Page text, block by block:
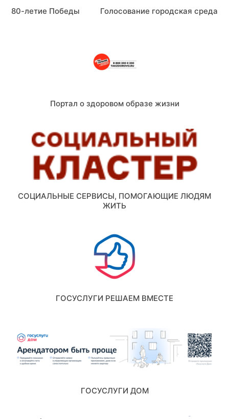
80-летие Победы Голосование городская среда
Портал о здоровом образе жизни
СОЦИАЛЬНЫЕ СЕРВИСЫ, ПОМОГАЮЩИЕ ЛЮДЯМ
ЖИТЬ
ГОСУСЛУГИ РЕШАЕМ ВМЕСТЕ
ГОСУСЛУГИ ДОМ